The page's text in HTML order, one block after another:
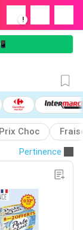
!
Prix Choc
Pertinence